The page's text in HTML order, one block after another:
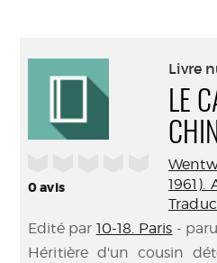
0avis
Livre
LE
1961).
Edité par 10-18. Paris -
Héritière d'un cousin